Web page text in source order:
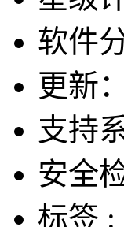
软件
更新：
支持
安全
标签 :